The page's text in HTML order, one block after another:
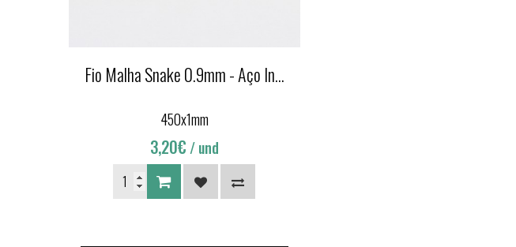
Fio Malha Snake 0.9mm - Aço In...
450x1mm
3,20€ / und